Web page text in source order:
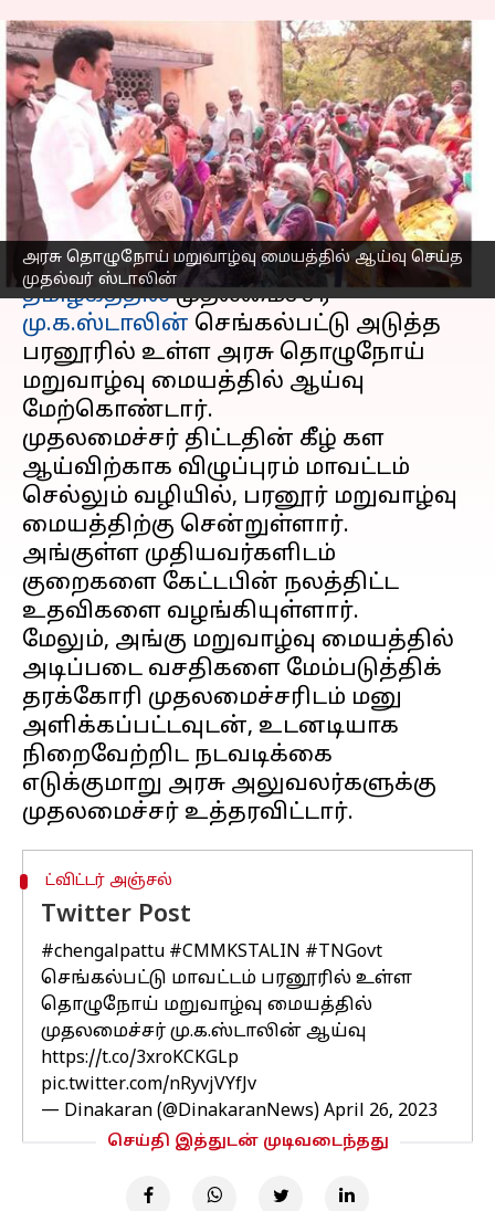
அரசு தொழுநோய் மறுவாழ்வு மையத்தில் ஆய்வு செய்த
முதல்வர் ஸ்டாலின்
பரனூர் தொழுநோய்
மறுவாழ்வு மையத்தில்
முதலமைச்சர்
மு.க.ஸ்டாலின் ஆய்வு!
எழுதியவர் Siranjeevi Apr 26, 2023 06:00 pm
செய்தி முன்னோட்டம்
தமிழகத்தில்முதலமைச்சர்
மு.க.ஸ்டாலின் செங்கல்பட்டு அடுத்த
பரனூரில் உள்ள அரசு தொழுநோய்
மறுவாழ்வு மையத்தில் ஆய்வு
மேற்கொண்டார்.
முதலமைச்சர் திட்டதின் கீழ் கள
ஆய்விற்காக விழுப்புரம் மாவட்டம்
செல்லும் வழியில், பரனூர் மறுவாழ்வு
மையத்திற்கு சென்றுள்ளார்.
அங்குள்ள முதியவர்களிடம்
குறைகளை கேட்டபின் நலத்திட்ட
உதவிகளை வழங்கியுள்ளார்.
மேலும், அங்கு மறுவாழ்வு மையத்தில்
அடிப்படை வசதிகளை மேம்படுத்திக்
தரக்கோரி முதலமைச்சரிடம் மனு
அளிக்கப்பட்டவுடன், உடனடியாக
நிறைவேற்றிட நடவடிக்கை
எடுக்குமாறு அரசு அலுவலர்களுக்கு
ட்விட்டர் அஞ்சல்
Twitter Post
#chengalpattu #CMMKSTALIN #TNGovt
செங்கல்பட்டு மாவட்டம் பரனூரில் உள்ள
தொழுநோய் மறுவாழ்வு மையத்தில்
முதலமைச்சர் மு.க.ஸ்டாலின் ஆய்வு
https://t.co/3xroKCKGLp
pic.twitter.com/nRyvjVYfJv
— Dinakaran (@DinakaranNews) April 26, 2023
செய்தி இத்துடன் முடிவடைந்தது